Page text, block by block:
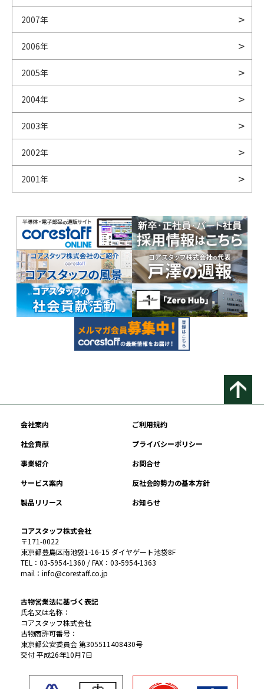
2007年
2006年
2005年
2004年
2003年
2002年
2001年
会社案内
ご利用規約
社会貢献
プライバシーポリシー
事業紹介
お問合せ
サービス案内
反社会的勢力の基本方針
製品リリース
お知らせ
コアスタッフ株式会社
〒171-0022
東京都豊島区南池袋1-16-15 ダイヤゲート池袋8F
TEL：03-5954-1360 / FAX：03-5954-1363
mail：info@corestaff.co.jp
古物営業法に基づく表記
氏名又は名称：
コアスタッフ株式会社
古物商許可番号：
東京都公安委員会 第305511408430号
交付 平成26年10月7日